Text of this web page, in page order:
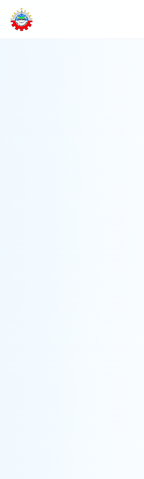
Skip to main content